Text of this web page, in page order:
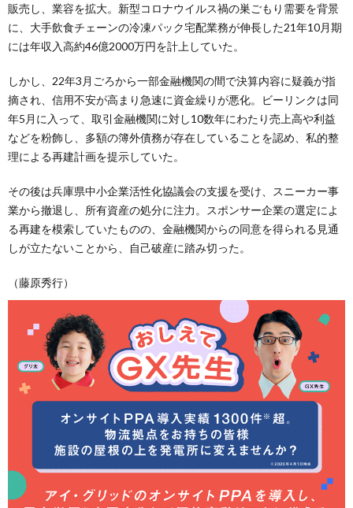
販売し、業容を拡大。新型コロナウイルス禍の巣ごもり需要を背景
に、大手飲食チェーンの冷凍パック宅配業務が伸長した21年10月期
には年収入高約46億2000万円を計上していた。
しかし、22年3月ごろから一部金融機関の間で決算内容に疑義が指
摘され、信用不安が高まり急速に資金繰りが悪化。ビーリンクは同
年5月に入って、取引金融機関に対し10数年にわたり売上高や利益
などを粉飾し、多額の簿外債務が存在していることを認め、私的整
理による再建計画を提示していた。
その後は兵庫県中小企業活性化協議会の支援を受け、スニーカー事
業から撤退し、所有資産の処分に注力。スポンサー企業の選定によ
る再建を模索していたものの、金融機関からの同意を得られる見通
しが立たないことから、自己破産に踏み切った。
（藤原秀行）